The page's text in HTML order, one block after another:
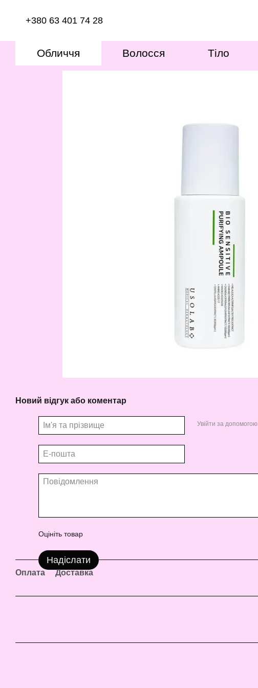
+380 63 401 74 28
Обличчя Волосся Тіло
Новий відгук або коментар
Увійти за допомогою
Оцініть товар
Надіслати
Оплата Доставка